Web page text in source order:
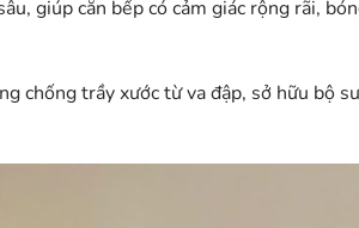
giúp căn bếp có cảm giác rộng rãi,
chống trầy xước từ va đập, sở hữu bộ